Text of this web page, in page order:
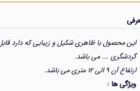
این محصول با ظاهری شکیل و زیبایی که دارد
گردشگری …. می باشد.
ارتفاع آن ۹ الی ۱۲ متری می باشد.
ویژگی ها :